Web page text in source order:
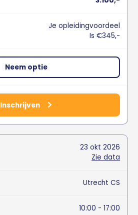
Je opleidingvoordeel
Is €345,-
Neem optie
Inschrijven
23 okt 2026
Zie data
Utrecht CS
10:00 - 17:00